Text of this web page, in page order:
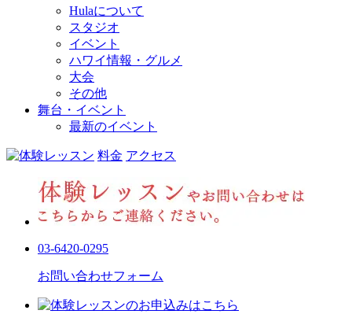
Hulaについて
スタジオ
イベント
ハワイ情報・グルメ
大会
その他
舞台・イベント
最新のイベント
料金 アクセス
03-6420-0295
お問い合わせフォーム